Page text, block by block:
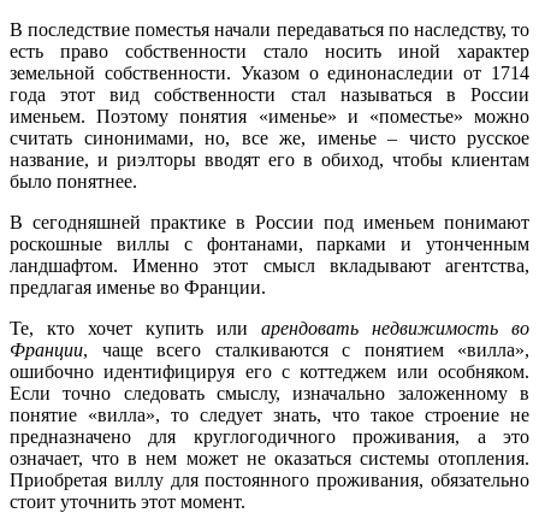
В последствие поместья начали передаваться по наследству, то
есть право собственности стало носить иной характер
земельной собственности. Указом о единонаследии от 1714
года этот вид собственности стал называться в России
именьем. Поэтому понятия «именье» и «поместье» можно
считать синонимами, но, все же, именье – чисто русское
название, и риэлторы вводят его в обиход, чтобы клиентам
было понятнее.
В сегодняшней практике в России под именьем понимают
роскошные виллы с фонтанами, парками и утонченным
ландшафтом. Именно этот смысл вкладывают агентства,
предлагая именье во Франции.
Те, кто хочет купить или арендовать недвижимость во
Франции, чаще всего сталкиваются с понятием «вилла»,
ошибочно идентифицируя его с коттеджем или особняком.
Если точно следовать смыслу, изначально заложенному в
понятие «вилла», то следует знать, что такое строение не
предназначено для круглогодичного проживания, а это
означает, что в нем может не оказаться системы отопления.
Приобретая виллу для постоянного проживания, обязательно
стоит уточнить этот момент.